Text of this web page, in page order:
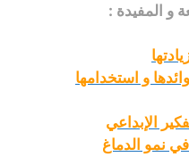
و المفيدة :
و استخدامها
الإبداعي
نمو الدماغ